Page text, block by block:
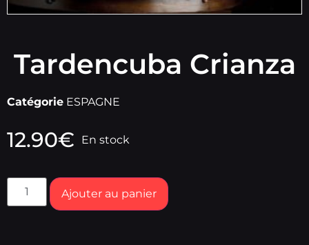
Tardencuba Crianza
Catégorie ESPAGNE
12.90€ En stock
Ajouter au panier